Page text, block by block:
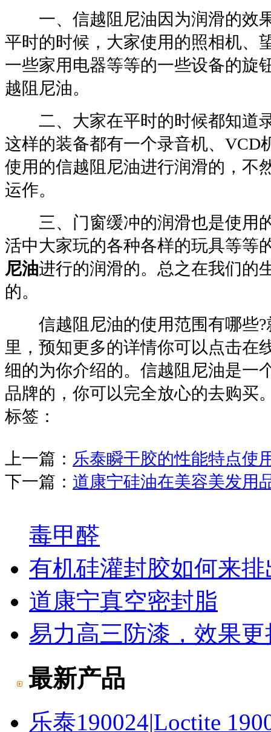
一、信越阻尼油因为润滑的效
平时的时候，大家使用的照相机、
一些家用电器等等的一些设备的旋
越阻尼油。
二、大家在平时的时候都知道
这样的装备都有一个录音机、 VCD
使用的信越阻尼油进行润滑的，不
运作。
三、门窗缓冲的润滑也是使用
活中大家玩的各种各样的玩具等等
尼油进行的润滑的。总之在我们的
的。
信越阻尼油的使用范围有哪些?
里，预知更多的详情你可以点击在
细的为你介绍的。信越阻尼油是一
品牌的，你可以完全放心的去购买
标签：
上一篇： 乐泰瞬干胶的性能特点使
下一篇： 道康宁硅油在美容美发用
毒甲醛
有机硅灌封胶如何来
道康宁真空密封脂
易力高三防漆，效果更
最新产品
乐泰190024|Loctite